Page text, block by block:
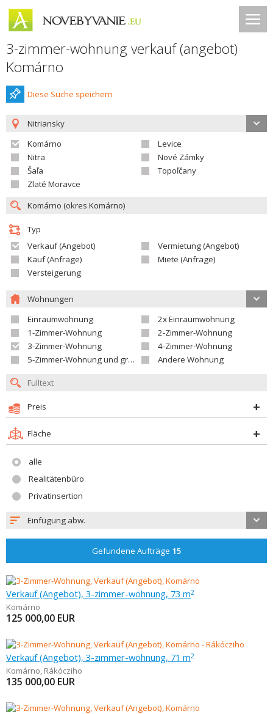
3-zimmer-wohnung verkauf (angebot)
Komárno
Diese Suche speichern
Nitriansky
Komárno
Levice
Nitra
Nové Zámky
Šaľa
Topoľčany
Zlaté Moravce
Typ
Verkauf (Angebot)
Vermietung (Angebot)
Kauf (Anfrage)
Miete (Anfrage)
Versteigerung
Wohnungen
Einraumwohnung
2x Einraumwohnung
1-Zimmer-Wohnung
2-Zimmer-Wohnung
3-Zimmer-Wohnung
4-Zimmer-Wohnung
5-Zimmer-Wohnung und größer
Andere Wohnung
Preis
Fläche
alle
Realitätenbüro
Privatinsertion
Einfügung abw.
Gefundene Aufträge 15
Verkauf (Angebot), 3-zimmer-wohnung, 73 m2
Komárno
125 000,00 EUR
Verkauf (Angebot), 3-zimmer-wohnung, 71 m2
Komárno, Rákócziho
135 000,00 EUR